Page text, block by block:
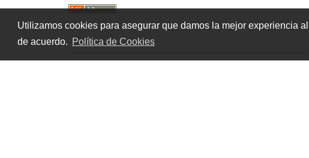
Utilizamos cookies para asegurar que damos la mejor experiencia
de acuerdo. Política de Cookies